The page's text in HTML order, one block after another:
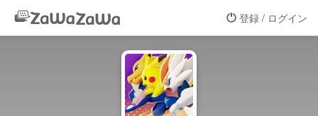
登録 / ログイン